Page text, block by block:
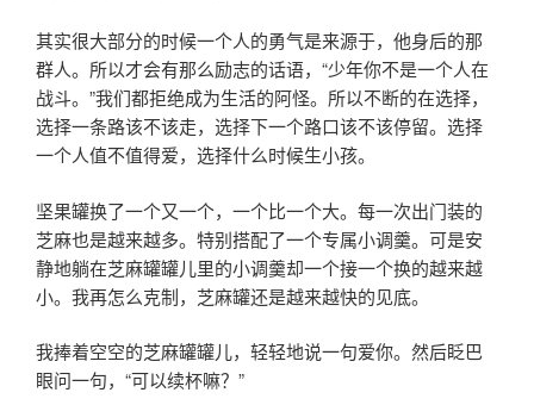
其实很大部分的时候一个人的勇气是来源于，他身后的那
群人。所以才会有那么励志的话语，“少年你不是一个人在
战斗。”我们都拒绝成为生活的阿怪。所以不断的在选择，
选择一条路该不该走，选择下一个路口该不该停留。选择
一个人值不值得爱，选择什么时候生小孩。
坚果罐换了一个又一个，一个比一个大。每一次出门装的
芝麻也是越来越多。特别搭配了一个专属小调羹。可是安
静地躺在芝麻罐罐儿里的小调羹却一个接一个换的越来越
小。我再怎么克制，芝麻罐还是越来越快的见底。
我捧着空空的芝麻罐罐儿，轻轻地说一句爱你。然后眨巴
眼问一句，“可以续杯嘛？”